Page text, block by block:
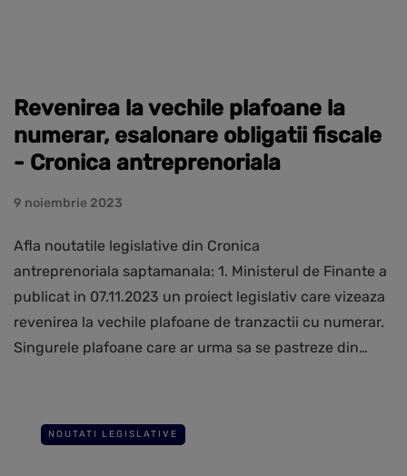
Revenirea la vechile plafoane la
numerar, esalonare obligatii fiscale
- Cronica antreprenoriala
9 noiembrie 2023
Afla noutatile legislative din Cronica
antreprenoriala saptamanala: 1. Ministerul de Finante a
publicat in 07.11.2023 un proiect legislativ care vizeaza
revenirea la vechile plafoane de tranzactii cu numerar.
Singurele plafoane care ar urma sa se pastreze din…
NOUTATI LEGISLATIVE